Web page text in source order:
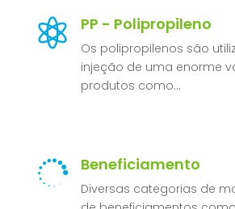
 PP - Polipropileno
Os polipropilenos são
injeção de uma enorme
produtos como…
 Beneficiamento
Diversas categorias de